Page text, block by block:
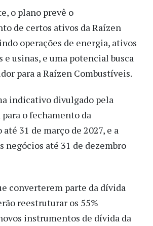
o plano prevê o
de certos ativos da Raízen
operações de energia, ativos
e usinas, e uma potencial busca
para a Raízen Combustíveis.
indicativo divulgado pela
o fechamento da
31 de março de 2027, e a
negócios até 31 de dezembro
converterem parte da dívida
reestruturar os 55%
instrumentos de dívida da